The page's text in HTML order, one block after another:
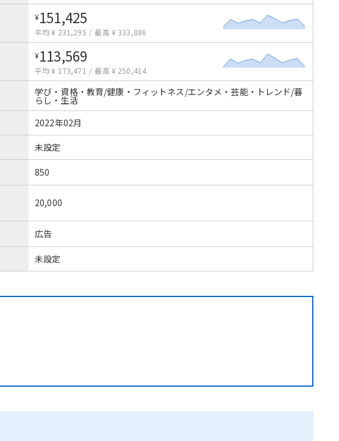
¥151,425
平均 ¥ 231,295 / 最高 ¥ 333,886
¥113,569
平均 ¥ 173,471 / 最高 ¥ 250,414
学び・資格・教育/健康・フィットネス/エンタメ・芸能・トレンド/暮
らし・生活
2022年02月
未設定
850
20,000
広告
未設定